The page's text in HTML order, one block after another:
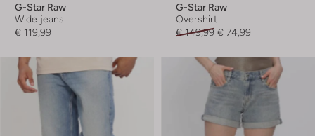
G-Star Raw
Wide jeans
€ 119,99
G-Star Raw
Overshirt
€ 149,99 € 74,99